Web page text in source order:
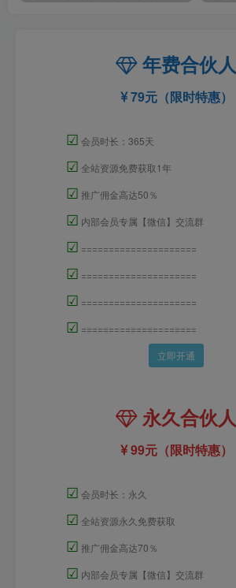
年费合伙人
79元（限时特惠）
☑ 会员时长：365天
☑ 全站资源免费获取1年
☑ 推广佣金高达50％
☑ 内部会员专属【微信】交流群
☑ =====================
☑ =====================
☑ =====================
☑ =====================
立即开通
永久合伙人
99元（限时特惠）
☑ 会员时长：永久
☑ 全站资源永久免费获取
☑ 推广佣金高达70％
☑ 内部会员专属【微信】交流群